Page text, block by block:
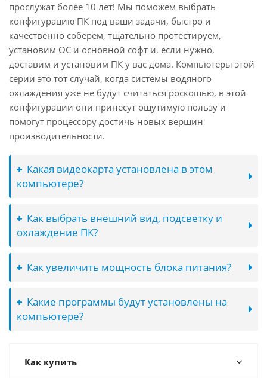
прослужат более 10 лет! Мы поможем выбрать
конфигурацию ПК под ваши задачи, быстро и
качественно соберем, тщательно протестируем,
установим ОС и основной софт и, если нужно,
доставим и установим ПК у вас дома. Компьютеры этой
серии это тот случай, когда системы водяного
охлаждения уже не будут считаться роскошью, в этой
конфигурации они принесут ощутимую пользу и
помогут процессору достичь новых вершин
производительности.
Какая видеокарта установлена в этом
компьютере?
Как выбрать внешний вид, подсветку и
охлаждение ПК?
Как увеличить мощность блока питания?
Какие программы будут установлены на
компьютере?
Как купить